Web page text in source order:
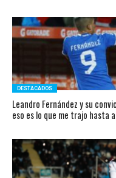
DESTACADOS
Leandro Fernández y su
eso es lo que me trajo hasta